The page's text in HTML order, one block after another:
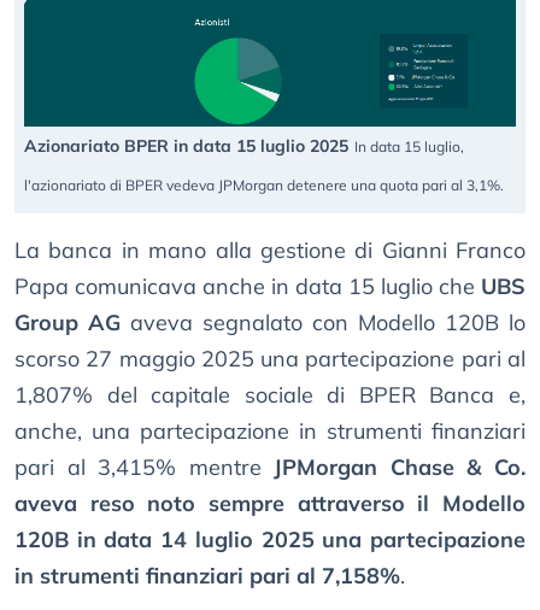
Azionariato BPER in data 15 luglio 2025 In data 15 luglio,
l'azionariato di BPER vedeva JPMorgan detenere una quota pari al 3,1%.
La banca in mano alla gestione di Gianni Franco
Papa comunicava anche in data 15 luglio che UBS
Group AG aveva segnalato con Modello 120B lo
scorso 27 maggio 2025 una partecipazione pari al
1,807% del capitale sociale di BPER Banca e,
anche, una partecipazione in strumenti finanziari
pari al 3,415% mentre JPMorgan Chase & Co.
aveva reso noto sempre attraverso il Modello
120B in data 14 luglio 2025 una partecipazione
in strumenti finanziari pari al 7,158%.